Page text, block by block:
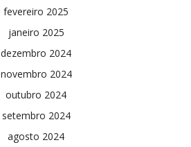
fevereiro 2025
janeiro 2025
dezembro 2024
novembro 2024
outubro 2024
setembro 2024
agosto 2024